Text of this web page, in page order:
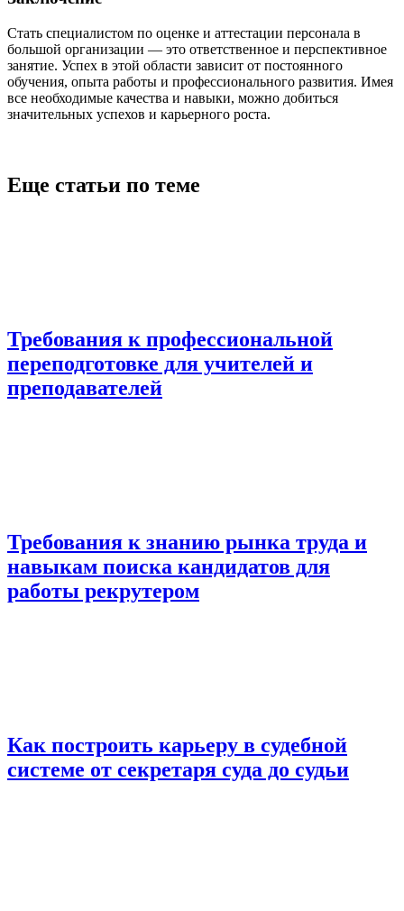
Стать специалистом по оценке и аттестации персонала в
большой организации — это ответственное и перспективное
занятие. Успех в этой области зависит от постоянного
обучения, опыта работы и профессионального развития. Имея
все необходимые качества и навыки, можно добиться
значительных успехов и карьерного роста.
Еще статьи по теме
Требования к профессиональной
переподготовке для учителей и
преподавателей
Требования к знанию рынка труда и
навыкам поиска кандидатов для
работы рекрутером
Как построить карьеру в судебной
системе от секретаря суда до судьи